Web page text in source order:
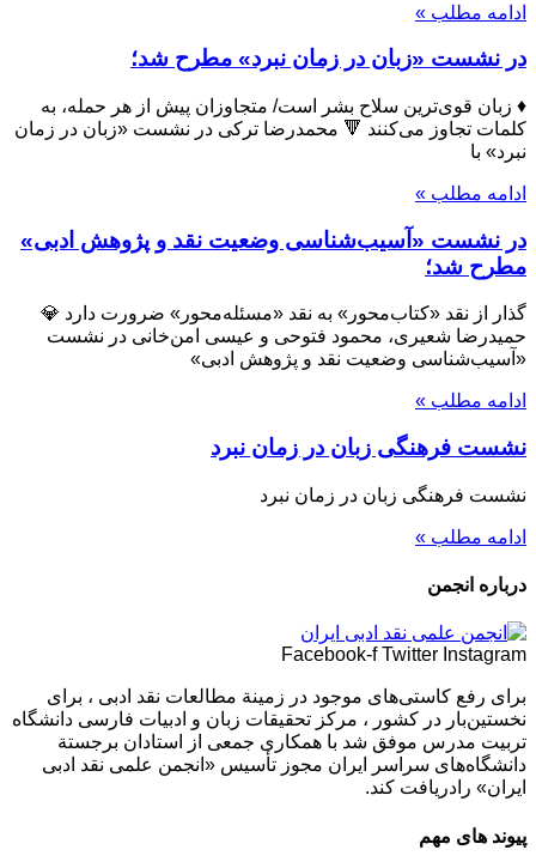
ادامه مطلب »
در نشست «زبان در زمان نبرد» مطرح شد؛
♦️ زبان قوی‌ترین سلاح بشر است/ متجاوزان پیش از هر حمله، به
کلمات تجاوز می‌کنند 🔻 محمدرضا ترکی در نشست «زبان در زمان
نبرد» با
ادامه مطلب »
در نشست «آسیب‌شناسی وضعیت نقد و پژوهش ادبی»
مطرح شد؛
گذار از نقد «کتاب‌محور» به نقد «مسئله‌محور» ضرورت دارد 💎
حمیدرضا شعیری، محمود فتوحی و عیسی امن‌خانی در نشست
«آسیب‌شناسی وضعیت نقد و پژوهش ادبی»
ادامه مطلب »
نشست فرهنگی زبان در زمان نبرد
نشست فرهنگی زبان در زمان نبرد
ادامه مطلب »
درباره انجمن
Facebook-f Twitter Instagram
برای رفع كاستی‌های موجود در زمینة مطالعات نقد ادبی ، برای
نخستین‌بار در كشور ، مركز تحقیقات زبان و ادبیات فارسی دانشگاه
تربیت مدرس موفق شد با همكاری جمعی از استادان برجستة
دانشگاه‌های سراسر ایران مجوز تأسیس «انجمن علمی نقد ادبی
ایران» رادریافت كند.
پیوند های مهم